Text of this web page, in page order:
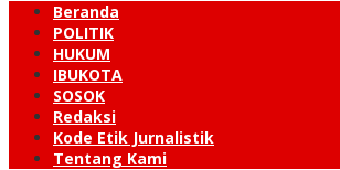
Beranda
POLITIK
HUKUM
IBUKOTA
SOSOK
Redaksi
Kode Etik Jurnalistik
Tentang Kami